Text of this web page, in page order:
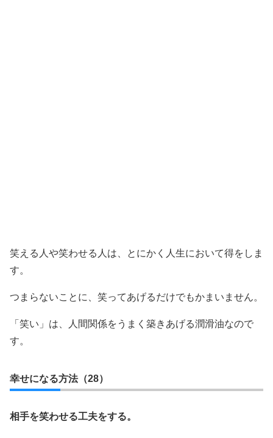
笑える人や笑わせる人は、とにかく人生において得をしま
す。
つまらないことに、笑ってあげるだけでもかまいません。
「笑い」は、人間関係をうまく築きあげる潤滑油なので
す。
幸せになる方法（28）
相手を笑わせる工夫をする。